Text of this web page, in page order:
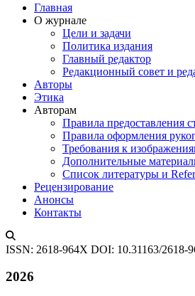
Главная
О журнале
Цели и задачи
Политика издания
Главный редактор
Редакционный совет и
Авторы
Этика
Авторам
Правила предоставления
Правила оформления
Требования к
Дополнительные
Список литературы и
Рецензирование
Анонсы
Контакты
ISSN: 2618-964X DOI: 10.31163/2618-
2026